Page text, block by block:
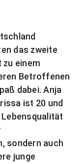
das zweite
zu einem
Betroffenen
dabei. Anja
ist 20 und
sondern auch
junge